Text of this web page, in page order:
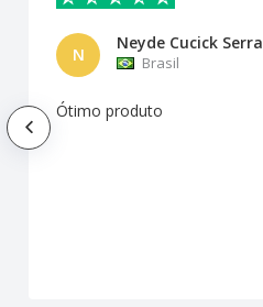
N
Neyde Cucick Serra
Brasil
Ótimo produto